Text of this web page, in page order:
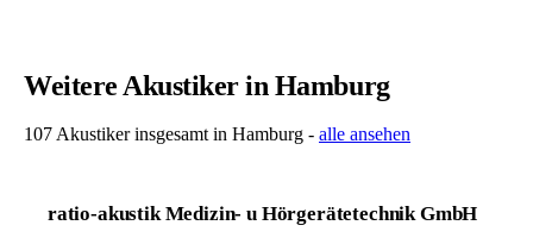
Weitere Akustiker in Hamburg
107 Akustiker insgesamt in Hamburg - alle ansehen
ratio-akustik Medizin- u Hörgerätetechnik GmbH